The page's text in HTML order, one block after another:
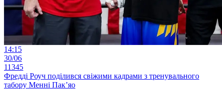
14:15
30/06
11345
Фредді Роуч поділився свіжими кадрами з тренувального
табору Менні Пак’яо